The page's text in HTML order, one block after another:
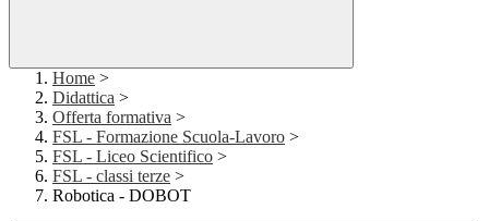
Home >
Didattica >
Offerta formativa >
FSL - Formazione Scuola-Lavoro >
FSL - Liceo Scientifico >
FSL - classi terze >
Robotica - DOBOT